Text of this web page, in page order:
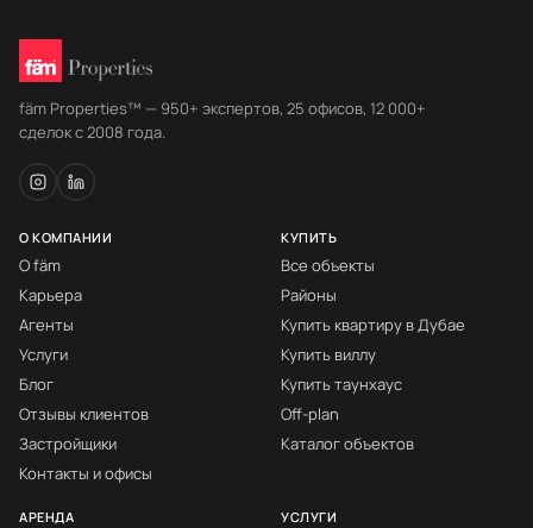
fäm Properties™ — 950+ экспертов, 25 офисов, 12 000+
сделок с 2008 года.
О КОМПАНИИ
О fäm
Карьера
Агенты
Услуги
Блог
Отзывы клиентов
Застройщики
Контакты и офисы
КУПИТЬ
Все объекты
Районы
Купить квартиру в Дубае
Купить виллу
Купить таунхаус
Off-plan
Каталог объектов
АРЕНДА УСЛУГИ